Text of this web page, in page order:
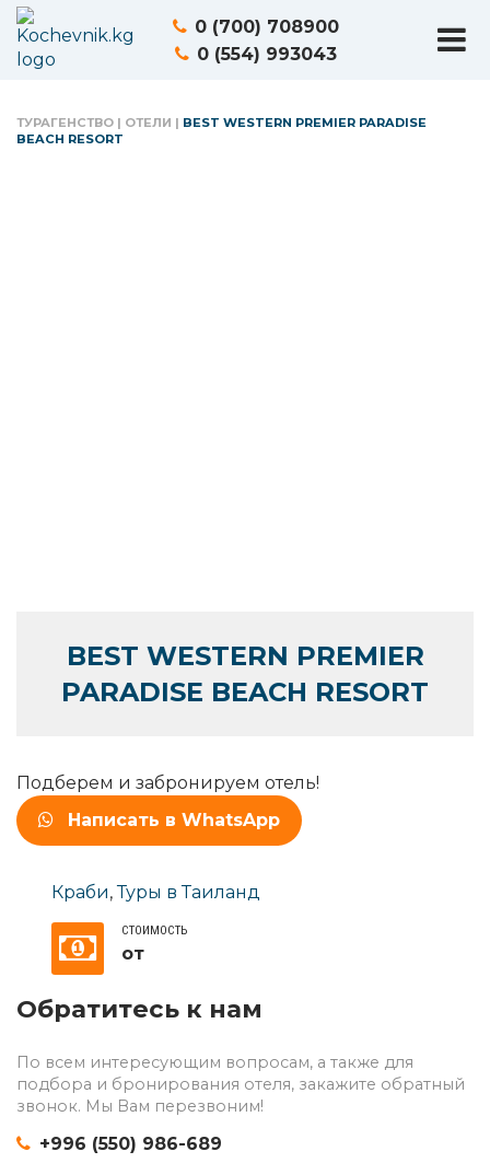
0 (700) 708900
0 (554) 993043
ТУРАГЕНСТВО | ОТЕЛИ | BEST WESTERN PREMIER PARADISE
BEACH RESORT
BEST WESTERN PREMIER
PARADISE BEACH RESORT
Подберем и забронируем отель!
Написать в WhatsApp
Краби,Туры в Таиланд
СТОИМОСТЬ
от
Обратитесь к нам
По всем интересующим вопросам, а также для
подбора и бронирования отеля, закажите обратный
звонок. Мы Вам перезвоним!
+996 (550) 986-689